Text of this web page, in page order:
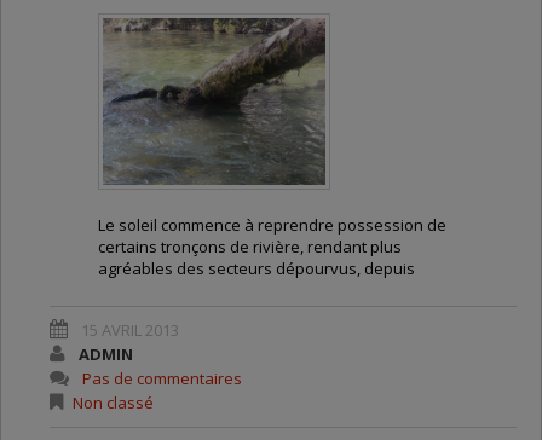
Le soleil commence à reprendre possession de
certains tronçons de rivière, rendant plus
agréables des secteurs dépourvus, depuis
Dire qu’il y a un an, ces faciès d’écoulement
n’existaient pas! Alors pourquoi se priver
d’investir dans la restauration des cours d’eau ?
15 AVRIL 2013
ADMIN
Pas de commentaires
Non classé